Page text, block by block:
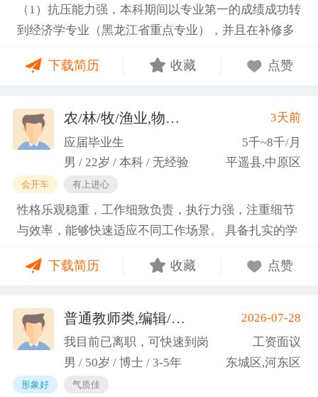
（1）抗压能力强，本科期间以专业第一的成绩成功转
到经济学专业（黑龙江省重点专业），并且在补修多
学；研一刚入学就跟随导师参加多个项目书撰写，其
基金项目以及国家重大课题项目申报书的撰写。
（2）沟通能力强，2023年9月-2024年6月在研究生管
理办公室担任助管，主要负责硕士、博士研究生开
题、预答辩和正式答辩答辩秘书工作，同时负责研究
生入学复试相关工作，研究生日常事务管理工作，与
老师和同学多方沟通协调；2025年4月-2025年7月在
图书馆信息处担任助管，主要负责毕业生论文查重、
上传，毕业生信息核对，以及协助图书馆老师与学生
沟通举办各种活动。 （3）组织管理能力强，在读期
一百余人，并组织每天口语晨读活动，同时不定期举
办各种社团内部活动，如迎新、英语角等。
下载简历 收藏 点赞
农/林/牧/渔业,物业管理,环保,物流/仓储,人事/行政/后勤
3天前
应届毕业生
5千~8千/月
男 / 22岁 / 本科 / 无经验
平遥县,中原区
会开车 有上进心
性格乐观稳重，工作细致负责，执行力强，注重细节
与效率，能够快速适应不同工作场景。 具备扎实的学
路与良好的问题处理意识。 拥有较强的团队协作与跨
稳步成长并创造价值。
下载简历 收藏 点赞
普通教师类,编辑/出版/印刷 (刘先生)
2026-07-28
我目前已离职，可快速到岗
工资面议
男 / 50岁 / 博士 / 3-5年
东城区,河东区
形象好 气质佳